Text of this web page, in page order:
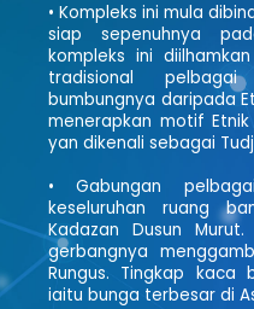
• Kompleks ini mula
siap sepenuhnya
kompleks ini
tradisional
bumbungnya daripada
menerapkan motif
yan dikenali sebagai
• Gabungan
keseluruhan ruang
Kadazan Dusun
gerbangnya
Rungus. Tingkap kaca
iaitu bunga terbesar di